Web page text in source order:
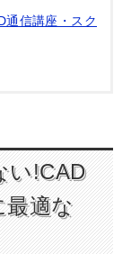
通信講座・スク
最適な